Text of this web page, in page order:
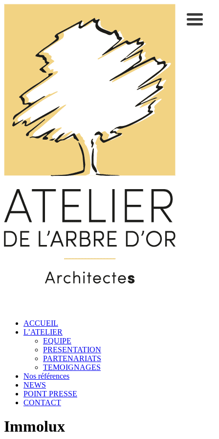
ACCUEIL
L’ATELIER
EQUIPE
PRESENTATION
PARTENARIATS
TEMOIGNAGES
Nos références
NEWS
POINT PRESSE
CONTACT
Immolux